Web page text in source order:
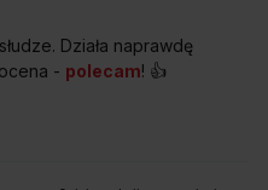
2 lata gwarancji
Działa naprawdę
- polecam! 👍️